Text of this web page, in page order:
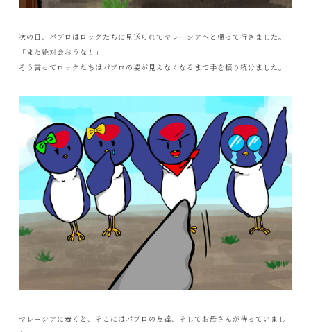
次の日、パブロはロックたちに見送られてマレーシアへと帰って行きました。
「また絶対会おうな！」
そう言ってロックたちはパブロの姿が見えなくなるまで手を振り続けました。
マレーシアに着くと、そこにはパブロの友達、そしてお母さんが待っていまし